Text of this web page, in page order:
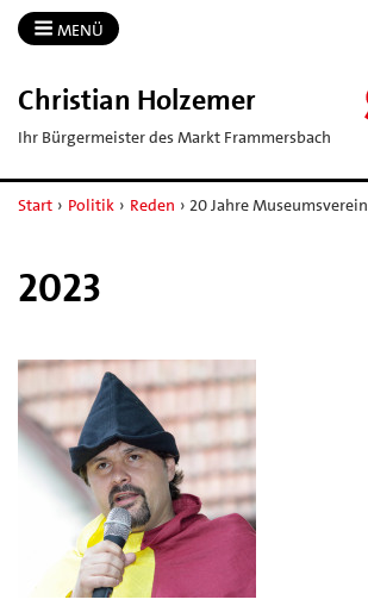
MENÜ
Christian Holzemer
Ihr Bürgermeister des Markt Frammersbach
Start › Politik › Reden › 20 Jahre Museumsverein
2023